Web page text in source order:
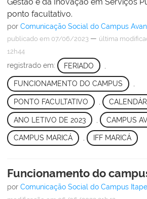
ponto facultativo.
por Comunicação Social do Campus
publicado em 07/06/2023 — última
12h44
registrado em: FERIADO
FUNCIONAMENTO DO CAMPUS ,
PONTO FACULTATIVO
ANO LETIVO DE 2023 CAMPUS
CAMPUS MARICÁ , IFF MARICÁ
Funcionamento do
por Comunicação Social do Campus